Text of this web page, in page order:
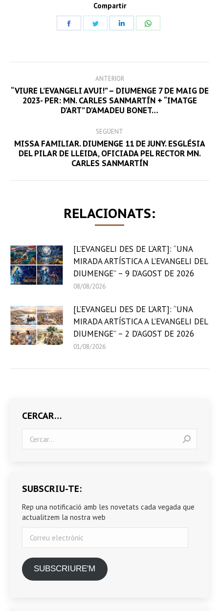
Compartir
NAVIGATION
ANTERIOR
Previous
post:
“VIURE L’EVANGELI AVUI!” – DIUMENGE 7 DE MAIG DE
2023- PER: MN. CARLES SANMARTÍN + “IMATGE
D’ART” D’AMADEU BONET…
SEGÜENT
Next
post:
MISSA FAMILIAR. DIUMENGE 11 DE JUNY. ESGLÉSIA
DEL PILAR DE LLEIDA, OFICIADA PEL RECTOR MN.
CARLES SANMARTÍN
RELACIONATS:
[L’EVANGELI DES DE L’ART]: “UNA
MIRADA ARTÍSTICA A L’EVANGELI DEL
DIUMENGE” – 9 D’AGOST DE 2026
08/08/2026
[L’EVANGELI DES DE L’ART]: “UNA
MIRADA ARTÍSTICA A L’EVANGELI DEL
DIUMENGE” – 2 D’AGOST DE 2026
01/08/2026
CERCAR…
SUBSCRIU-TE:
Rep una notificació amb les novetats cada vegada que
actualitzem la nostra web
electrònic
SUBSCRIURE'M